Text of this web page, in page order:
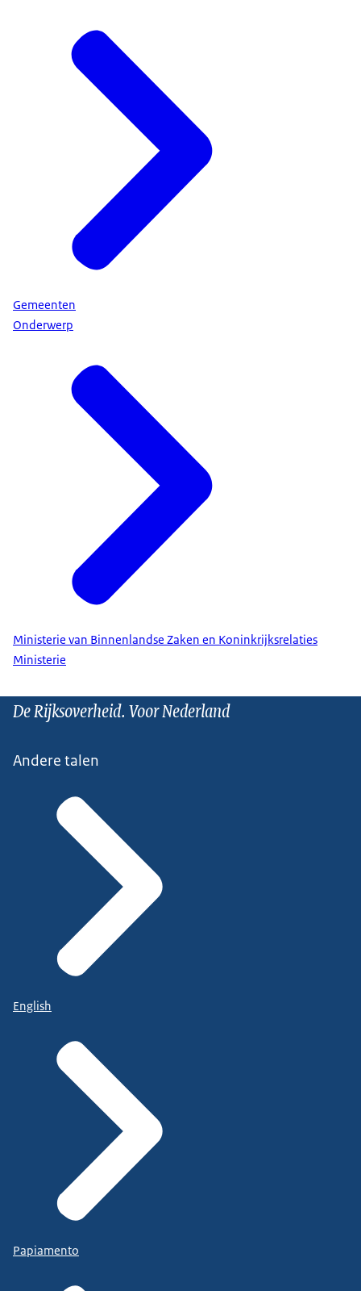
Gemeenten
Onderwerp
Ministerie van Binnenlandse Zaken en Koninkrijksrelaties
Ministerie
De Rijksoverheid. Voor Nederland
Andere talen
English
Papiamento